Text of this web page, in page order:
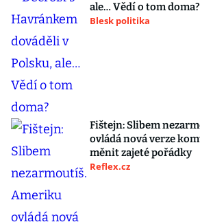
ale… Vědí o tom doma?
Blesk politika
Fištejn: Slibem
ovládá nová verze
měnit zajeté pořádky
Reflex.cz